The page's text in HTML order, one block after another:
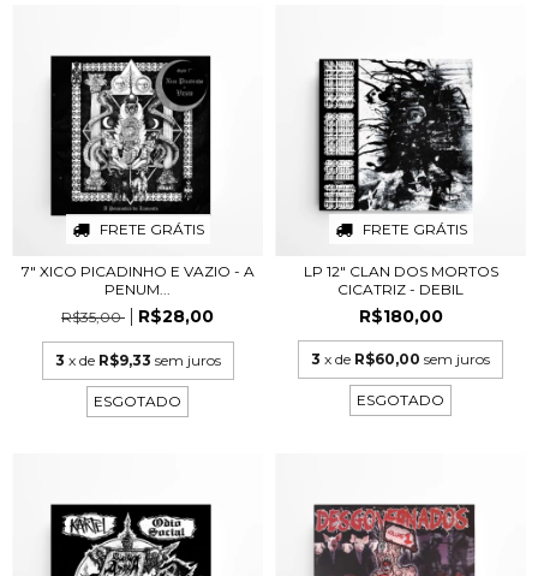
FRETE GRÁTIS
7" XICO PICADINHO E VAZIO - A
PENUM...
R$35,00
R$28,00
3 x de R$9,33 sem juros
ESGOTADO
FRETE GRÁTIS
LP 12" CLAN DOS MORTOS
CICATRIZ - DEBIL
R$180,00
3 x de R$60,00 sem juros
ESGOTADO